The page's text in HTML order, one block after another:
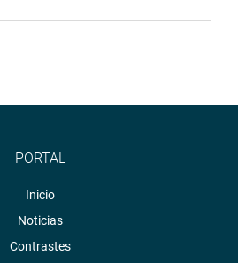
PORTAL
Inicio
Noticias
Contrastes